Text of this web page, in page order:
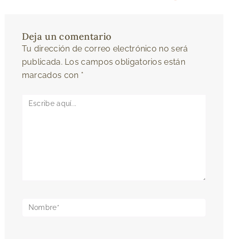
Deja un comentario
Tu dirección de correo electrónico no será
publicada. Los campos obligatorios están
marcados con *
Escribe
Nombre*